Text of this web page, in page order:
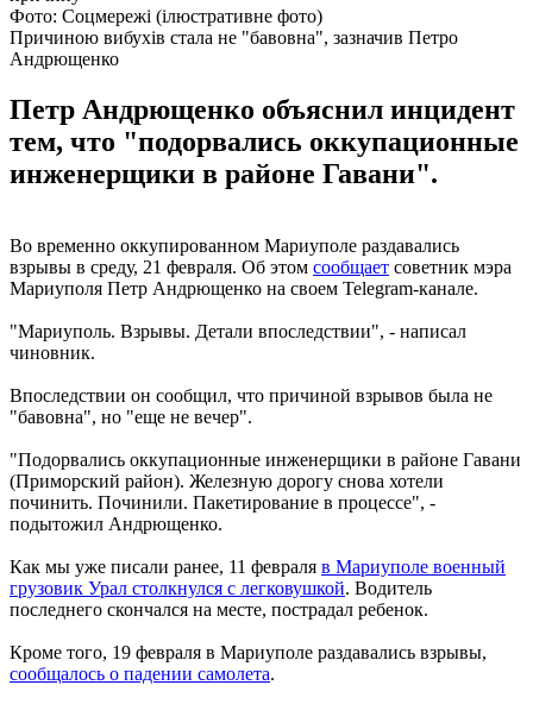
Фото: Соцмережі (ілюстративне фото)
Причиною вибухів стала не "бавовна", зазначив Петро
Андрющенко
Петр Андрющенко объяснил инцидент
тем, что "подорвались оккупационные
инженерщики в районе Гавани".
Во временно оккупированном Мариуполе раздавались
взрывы в среду, 21 февраля. Об этом сообщает советник мэра
Мариуполя Петр Андрющенко на своем Telegram-канале.
"Мариуполь. Взрывы. Детали впоследствии", - написал
чиновник.
Впоследствии он сообщил, что причиной взрывов была не
"бавовна", но "еще не вечер".
"Подорвались оккупационные инженерщики в районе Гавани
(Приморский район). Железную дорогу снова хотели
починить. Починили. Пакетирование в процессе", -
подытожил Андрющенко.
Как мы уже писали ранее, 11 февраля в Мариуполе военный
грузовик Урал столкнулся с легковушкой. Водитель
последнего скончался на месте, пострадал ребенок.
Кроме того, 19 февраля в Мариуполе раздавались взрывы,
сообщалось о падении самолета.